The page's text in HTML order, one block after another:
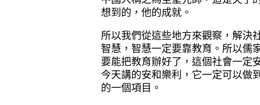
想到的，他的成就。
所以我們從這些地方來觀察，解決
智慧，智慧一定要靠教育。所以儒
要能把教育辦好了，這個社會一定
今天講的安和樂利，它一定可以做
的一個項目。